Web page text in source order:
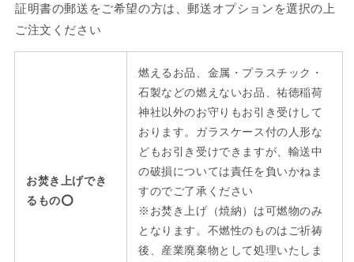
証明書の郵送をご希望の方は、郵送オプションを選択の上
ご注文ください
お焚き上げでき
るもの⭕️
燃えるお品、金属・プラスチック・
石製などの燃えないお品、祐徳稲荷
神社以外のお守りもお引き受けして
おります。ガラスケース付の人形な
どもお引き受けできますが、輸送中
の破損については責任を負いかねま
すのでご了承ください
※お焚き上げ（焼納）は可燃物のみ
となります。不燃性のものはご祈祷
後、産業廃棄物として処理いたしま